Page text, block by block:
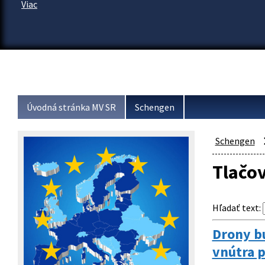
Viac
Úvodná stránka MV SR Schengen
Schengen
Hľadať text:
Drony
vnútra